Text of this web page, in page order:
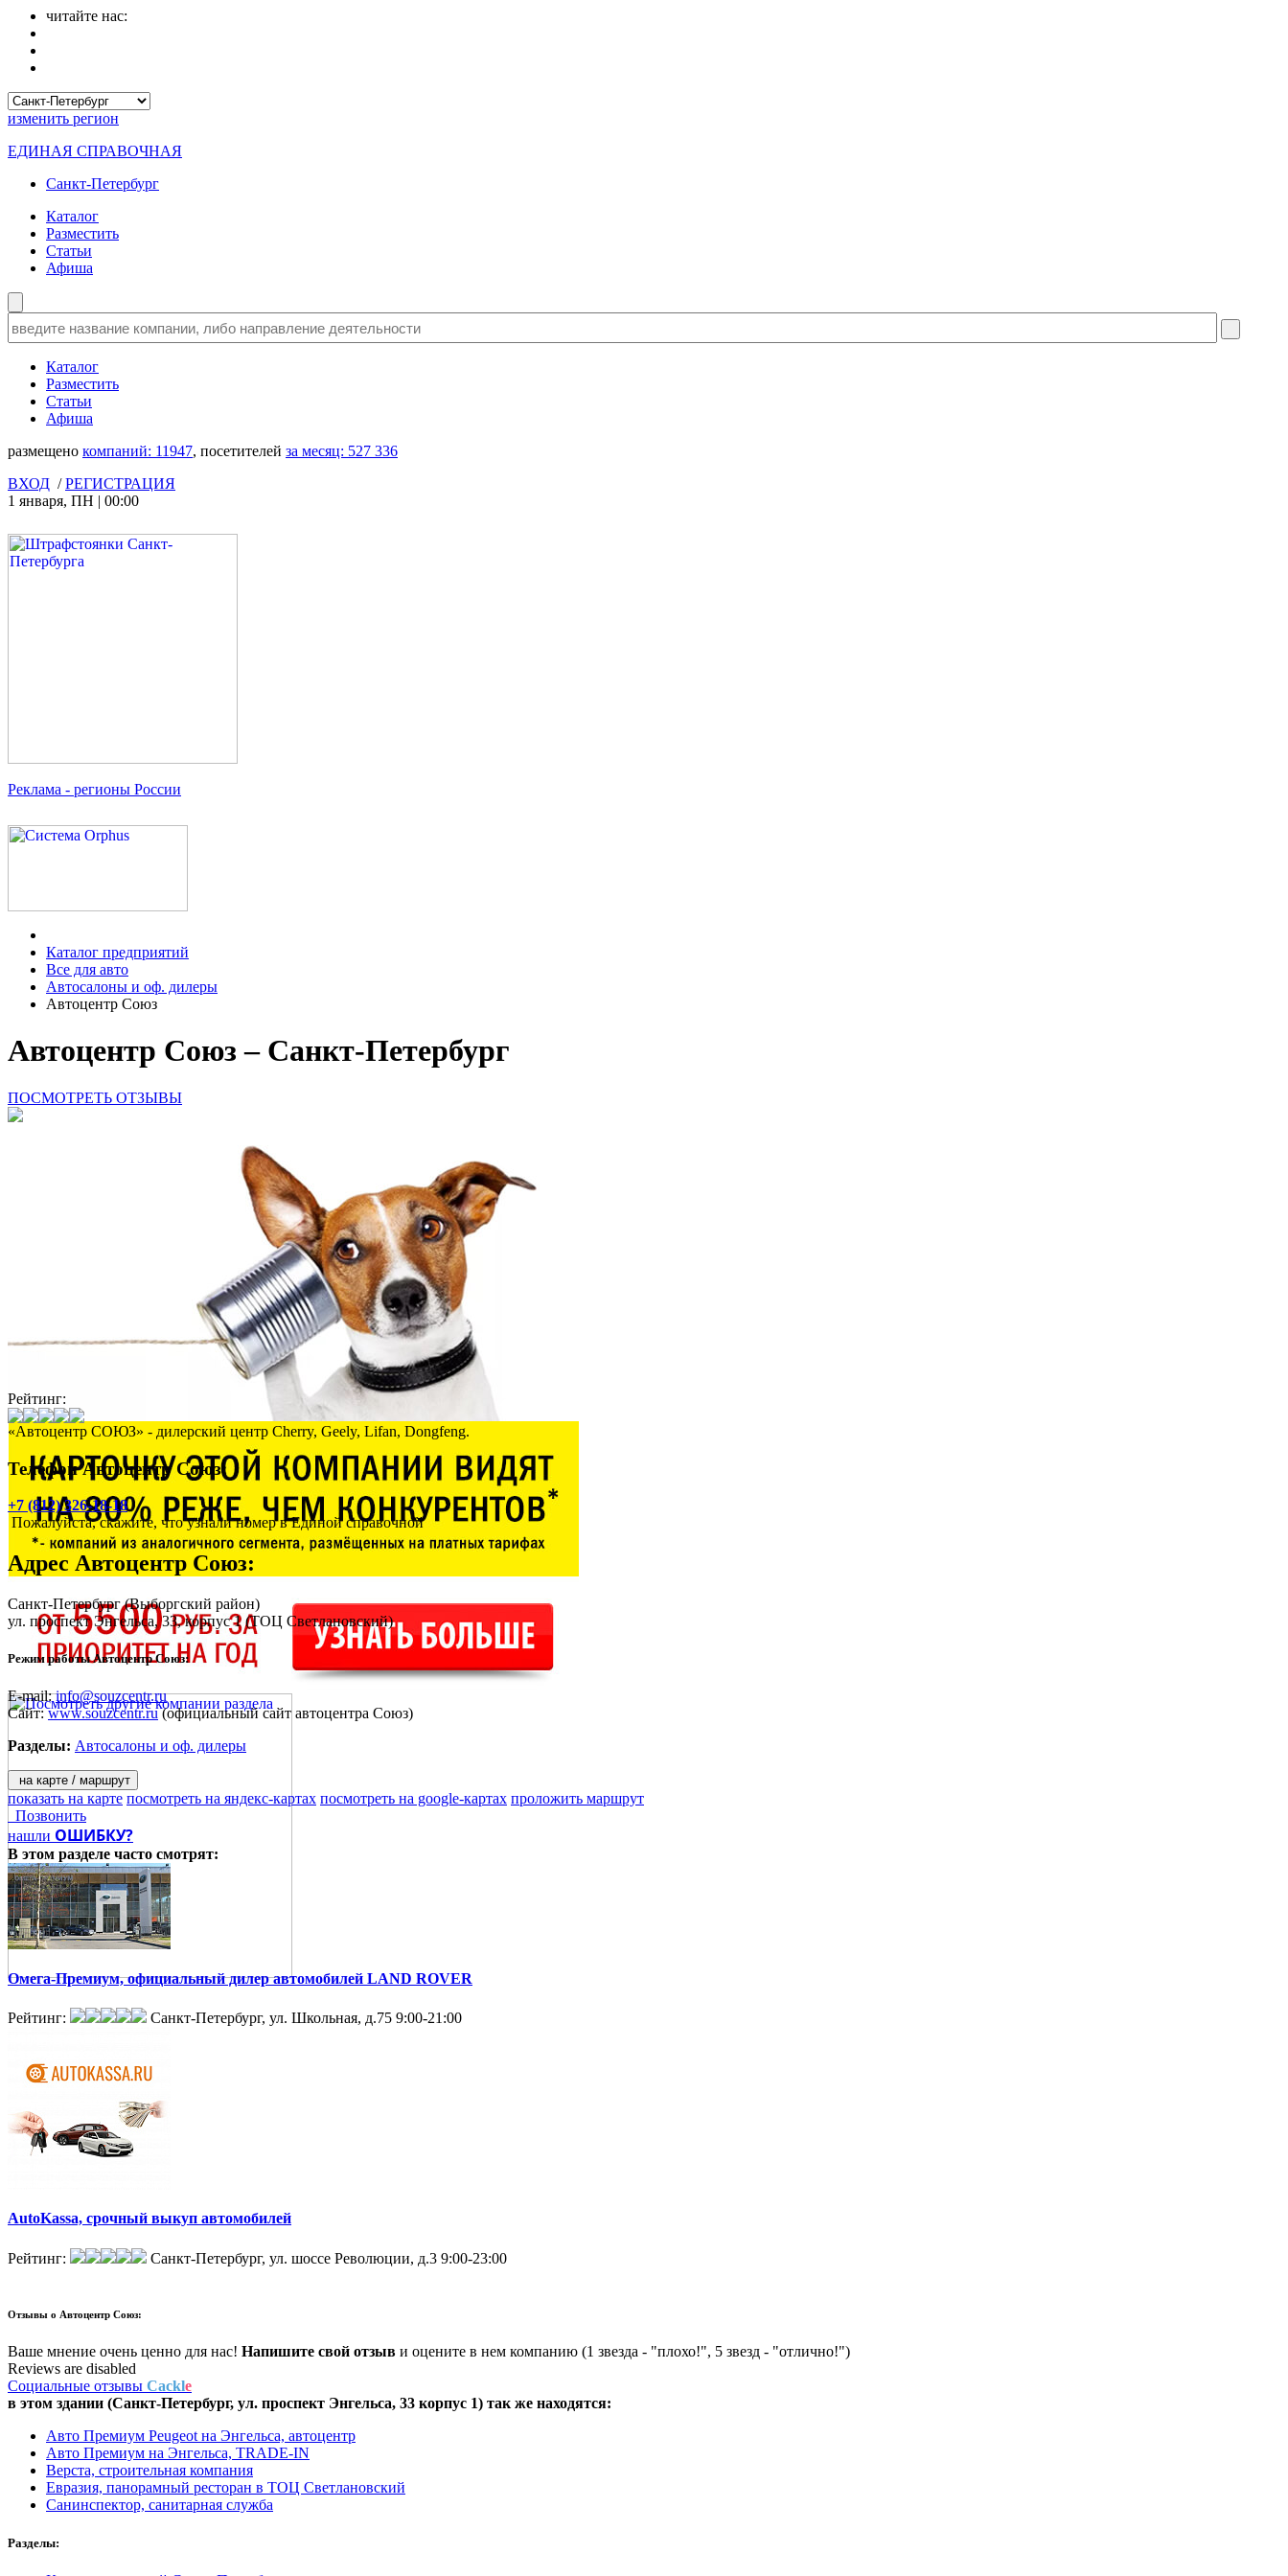
читайте нас:
изменить регион
ЕДИНАЯ СПРАВОЧНАЯ
Санкт-Петербург
Каталог
Разместить
Статьи
Афиша
Каталог
Разместить
Статьи
Афиша
размещено компаний: 11947, посетителей за месяц: 527 336
ВХОД /РЕГИСТРАЦИЯ
1 января, ПН | 00:00
Реклама - регионы России
Каталог предприятий
Все для авто
Автосалоны и оф. дилеры
Автоцентр Союз
Автоцентр Союз – Санкт-Петербург
ПОСМОТРЕТЬ ОТЗЫВЫ
Рейтинг:
«Автоцентр СОЮЗ» - дилерский центр Cherry, Geely, Lifan, Dongfeng.
Телефон Автоцентр Союз:
+7 (812) 326-18-18
Пожалуйста, скажите, что узнали номер в Единой справочной
Адрес Автоцентр Союз:
Санкт-Петербург(Выборгский район)
ул. проспект Энгельса, 33, корпус 1(ТОЦ Светлановский)
Режим работы Автоцентр Союз:
E-mail: info@souzcentr.ru
Сайт: www.souzcentr.ru(официальный сайт автоцентра Союз)
Разделы: Автосалоны и оф. дилеры
на карте / маршрут
показать на карте посмотреть на яндекс-картах посмотреть на google-картах проложить маршрут
Позвонить
нашли ОШИБКУ?
В этом разделе часто смотрят:
Омега-Премиум, официальный дилер автомобилей LAND ROVER
Рейтинг: Санкт-Петербург, ул. Школьная, д.75 9:00-21:00
AutoKassa, срочный выкуп автомобилей
Рейтинг: Санкт-Петербург, ул. шоссе Революции, д.3 9:00-23:00
Отзывы о Автоцентр Союз:
Ваше мнение очень ценно для нас! Напишите свой отзыв и оцените в нем компанию (1 звезда - "плохо!", 5 звезд - "отлично!")
Reviews are disabled
Социальные отзывы Cackle
в этом здании (Санкт-Петербург, ул. проспект Энгельса, 33 корпус 1) так же находятся:
Авто Премиум Peugeot на Энгельса, автоцентр
Авто Премиум на Энгельса, TRADE-IN
Верста, строительная компания
Евразия, панорамный ресторан в ТОЦ Светлановский
Санинспектор, санитарная служба
Разделы: